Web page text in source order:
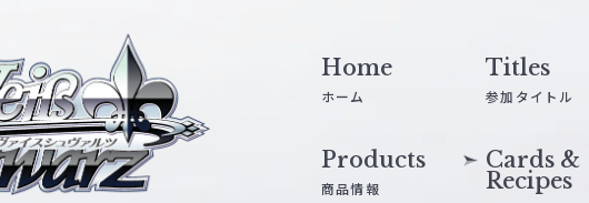
Home
ホーム
Titles
参加タイトル
Products
商品情報
Cards &
Recipes